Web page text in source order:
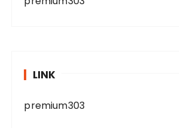
LINK
premium303